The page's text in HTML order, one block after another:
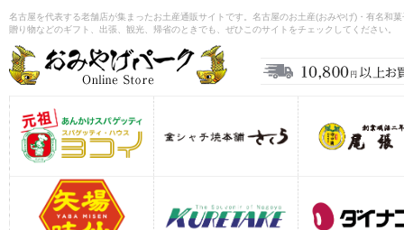
名古屋を代表する老舗店が集まったお土産通販サイトです。名古屋のお土産(おみやげ)・有名
贈り物などのギフト、出張、観光、帰省のときでも、ぜひこのサイトをチェックしてください。